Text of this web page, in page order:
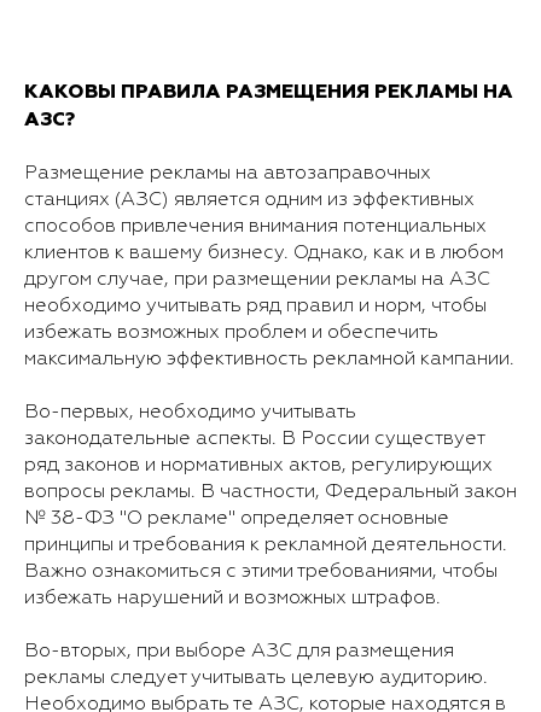
КАКОВЫ ПРАВИЛА РАЗМЕЩЕНИЯ РЕКЛАМЫ НА
АЗС?
Размещение рекламы на автозаправочных
станциях (АЗС) является одним из эффективных
способов привлечения внимания потенциальных
клиентов к вашему бизнесу. Однако, как и в любом
другом случае, при размещении рекламы на АЗС
необходимо учитывать ряд правил и норм, чтобы
избежать возможных проблем и обеспечить
максимальную эффективность рекламной кампании.
Во-первых, необходимо учитывать
законодательные аспекты. В России существует
ряд законов и нормативных актов, регулирующих
вопросы рекламы. В частности, Федеральный закон
№ 38-ФЗ "О рекламе" определяет основные
принципы и требования к рекламной деятельности.
Важно ознакомиться с этими требованиями, чтобы
избежать нарушений и возможных штрафов.
Во-вторых, при выборе АЗС для размещения
рекламы следует учитывать целевую аудиторию.
Необходимо выбрать те АЗС, которые находятся в